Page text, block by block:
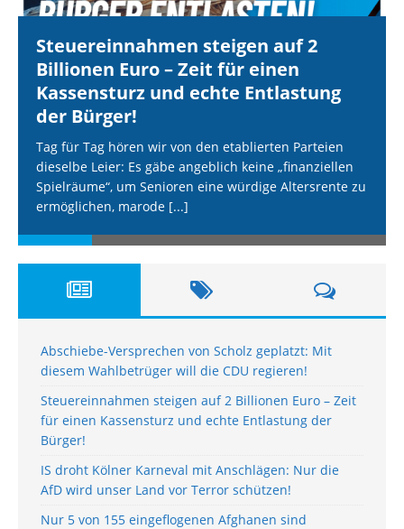
Steuereinnahmen steigen auf 2
Billionen Euro – Zeit für einen
Kassensturz und echte Entlastung
der Bürger!
Tag für Tag hören wir von den etablierten Parteien
dieselbe Leier: Es gäbe angeblich keine „finanziellen
Spielräume“, um Senioren eine würdige Altersrente zu
ermöglichen, marode [...]
Abschiebe-Versprechen von Scholz geplatzt: Mit
diesem Wahlbetrüger will die CDU regieren!
Steuereinnahmen steigen auf 2 Billionen Euro – Zeit
für einen Kassensturz und echte Entlastung der
Bürger!
IS droht Kölner Karneval mit Anschlägen: Nur die
AfD wird unser Land vor Terror schützen!
Nur 5 von 155 eingeflogenen Afghanen sind